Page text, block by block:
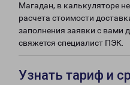
Магадан, в калькуляторе
расчета стоимости
заполнения заявки с вами
свяжется специалист ПЭК.
Узнать тариф и